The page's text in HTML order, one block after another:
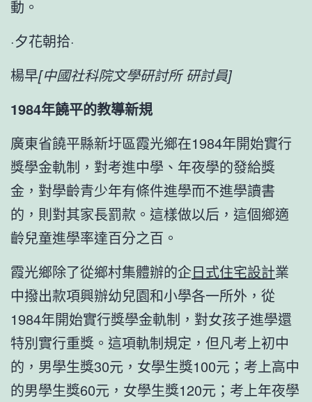
動。
·夕花朝拾·
楊早[中國社科院文學研討所 研討員]
1984年饒平的教導新規
廣東省饒平縣新圩區霞光鄉在1984年開始實行
獎學金軌制，對考進中學、年夜學的發給獎
金，對學齡青少年有條件進學而不進學讀書
的，則對其家長罰款。這樣做以后，這個鄉適
齡兒童進學率達百分之百。
霞光鄉除了從鄉村集體辦的企日式住宅設計業
中撥出款項興辦幼兒園和小學各一所外，從
1984年開始實行獎學金軌制，對女孩子進學還
特別實行重獎。這項軌制規定，但凡考上初中
的，男學生獎30元，女學生獎100元；考上高中
的男學生獎60元，女學生獎120元；考上年夜學